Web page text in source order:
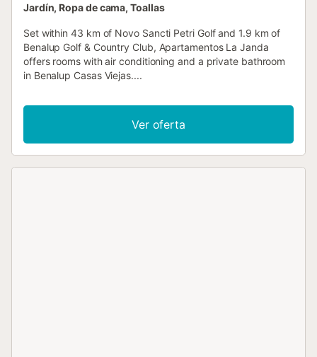
Jardín, Ropa de cama, Toallas
Set within 43 km of Novo Sancti Petri Golf and 1.9 km of
Benalup Golf & Country Club, Apartamentos La Janda
offers rooms with air conditioning and a private bathroom
in Benalup Casas Viejas....
Ver oferta